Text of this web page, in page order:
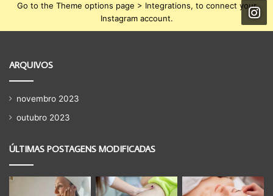
Go to the Theme options page > Integrations, to connect your
Instagram account.
ARQUIVOS
novembro 2023
outubro 2023
ÚLTIMAS POSTAGENS MODIFICADAS